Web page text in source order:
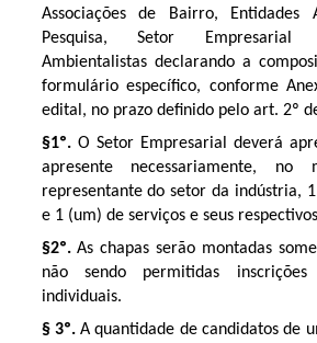
Associações de Bairro, Entidades
Pesquisa, Setor
Ambientalistas declarando a
formulário específico, conforme
edital, no prazo definido pelo art. 2º
§1º. O Setor Empresarial deverá
apresente necessariamente,
representante do setor da indústria,
e 1 (um) de serviços e seus
§2º.As chapas serão montadas
não sendo permitidas inscrições
individuais.
§ 3º.A quantidade de candidatos de